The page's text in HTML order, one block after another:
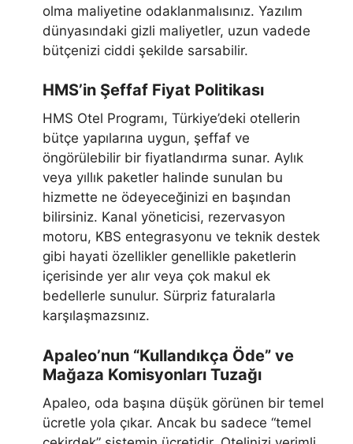
olma maliyetine odaklanmalısınız. Yazılım
dünyasındaki gizli maliyetler, uzun vadede
bütçenizi ciddi şekilde sarsabilir.
HMS’in Şeffaf Fiyat Politikası
HMS Otel Programı, Türkiye’deki otellerin
bütçe yapılarına uygun, şeffaf ve
öngörülebilir bir fiyatlandırma sunar. Aylık
veya yıllık paketler halinde sunulan bu
hizmette ne ödeyeceğinizi en başından
bilirsiniz. Kanal yöneticisi, rezervasyon
motoru, KBS entegrasyonu ve teknik destek
gibi hayati özellikler genellikle paketlerin
içerisinde yer alır veya çok makul ek
bedellerle sunulur. Sürpriz faturalarla
karşılaşmazsınız.
Apaleo’nun “Kullandıkça Öde” ve
Mağaza Komisyonları Tuzağı
Apaleo, oda başına düşük görünen bir temel
ücretle yola çıkar. Ancak bu sadece “temel